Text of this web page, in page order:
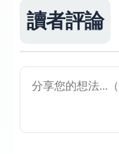
讀者評論